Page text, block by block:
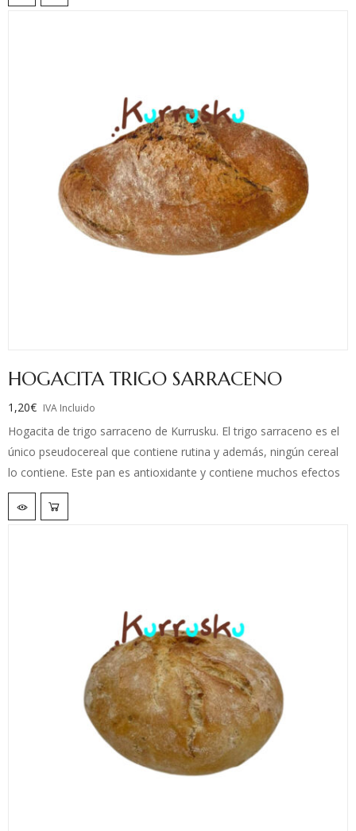
HOGACITA TRIGO SARRACENO
1,20€ IVA Incluido
Hogacita de trigo sarraceno de Kurrusku. El trigo sarraceno es el
único pseudocereal que contiene rutina y además, ningún cereal
lo contiene. Este pan es antioxidante y contiene muchos efectos
beneficiosos sobre la salud.